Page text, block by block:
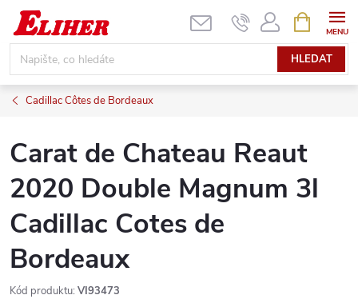
Přejít
obsah
HLEDAT
NÁKUPNÍ
KOŠÍK
Cadillac Côtes de Bordeaux
Carat de Chateau Reaut
2020 Double Magnum 3l
Cadillac Cotes de
Bordeaux
Kód produktu: VI93473